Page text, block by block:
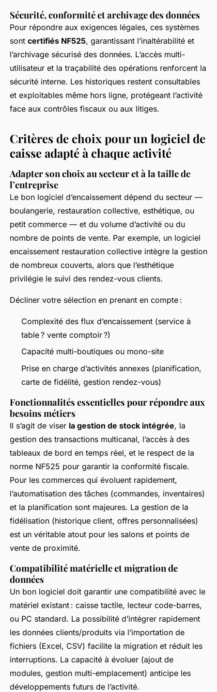
Sécurité, conformité et archivage des données
Pour répondre aux exigences légales, ces systèmes
sont certifiés NF525, garantissant l’inaltérabilité et
l’archivage sécurisé des données. L’accès multi-
utilisateur et la traçabilité des opérations renforcent la
sécurité interne. Les historiques restent consultables
et exploitables même hors ligne, protégeant l’activité
face aux contrôles fiscaux ou aux litiges.
Critères de choix pour un logiciel de
caisse adapté à chaque activité
Adapter son choix au secteur et à la taille de
l’entreprise
Le bon logiciel d’encaissement dépend du secteur —
boulangerie, restauration collective, esthétique, ou
petit commerce — et du volume d’activité ou du
nombre de points de vente. Par exemple, un logiciel
encaissement restauration collective intègre la gestion
de nombreux couverts, alors que l’esthétique
privilégie le suivi des rendez-vous clients.
Décliner votre sélection en prenant en compte :
Complexité des flux d’encaissement (service à
table ? vente comptoir ?)
Capacité multi-boutiques ou mono-site
Prise en charge d’activités annexes (planification,
carte de fidélité, gestion rendez-vous)
Fonctionnalités essentielles pour répondre aux
besoins métiers
Il s’agit de viser la gestion de stock intégrée, la
gestion des transactions multicanal, l’accès à des
tableaux de bord en temps réel, et le respect de la
norme NF525 pour garantir la conformité fiscale.
Pour les commerces qui évoluent rapidement,
l’automatisation des tâches (commandes, inventaires)
et la planification sont majeures. La gestion de la
fidélisation (historique client, offres personnalisées)
est un véritable atout pour les salons et points de
vente de proximité.
Compatibilité matérielle et migration de
données
Un bon logiciel doit garantir une compatibilité avec le
matériel existant : caisse tactile, lecteur code-barres,
ou PC standard. La possibilité d’intégrer rapidement
les données clients/produits via l’importation de
fichiers (Excel, CSV) facilite la migration et réduit les
interruptions. La capacité à évoluer (ajout de
modules, gestion multi-emplacement) anticipe les
développements futurs de l’activité.